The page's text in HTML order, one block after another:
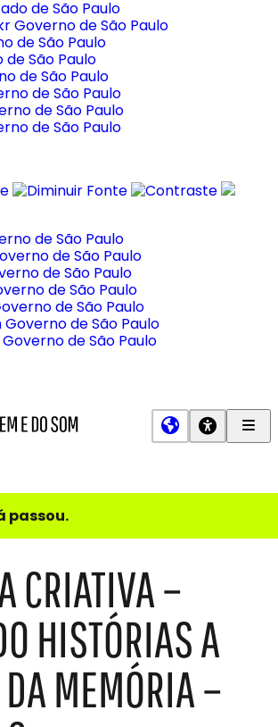
passou.
CRIATIVA –
HISTÓRIAS A
MEMÓRIA –